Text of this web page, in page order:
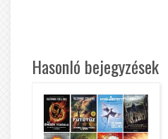
Hasonló bejegyzések